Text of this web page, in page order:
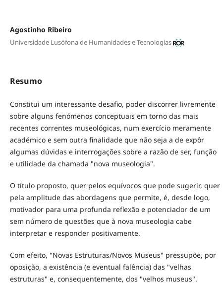
Agostinho Ribeiro
Universidade Lusófona de Humanidades e Tecnologias
Resumo
Constitui um interessante desafio, poder discorrer livremente
sobre alguns fenómenos conceptuais em torno das mais
recentes correntes museológicas, num exercício meramente
académico e sem outra finalidade que não seja a de expôr
algumas dúvidas e interrogações sobre a razão de ser, função
e utilidade da chamada "nova museologia".
O título proposto, quer pelos equívocos que pode sugerir, quer
pela amplitude das abordagens que permite, é, desde logo,
motivador para uma profunda reflexão e potenciador de um
sem número de questões que à nova museologia cabe
interpretar e responder positivamente.
Com efeito, "Novas Estruturas/Novos Museus" pressupõe, por
oposição, a existência (e eventual falência) das "velhas
estruturas" e, consequentemente, dos "velhos museus".